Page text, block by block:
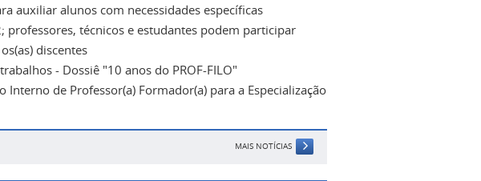
auxiliar alunos com necessidades específicas
técnicos e estudantes podem participar
discentes
- Dossiê "10 anos do PROF-FILO"
de Professor(a) Formador(a) para a Especialização
MAIS NOTÍCIAS